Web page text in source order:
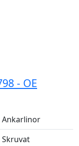
- OE
Ankarlinor
Skruvat